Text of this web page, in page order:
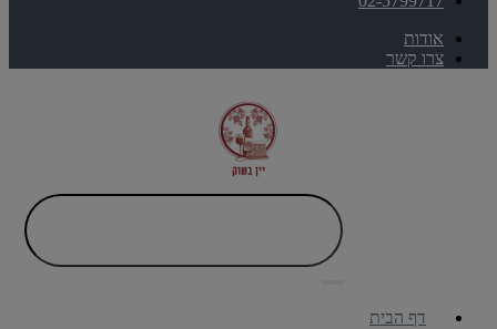
אודות
צרו קשר
דף הבית